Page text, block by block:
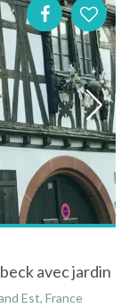
avec jardin
Est, France